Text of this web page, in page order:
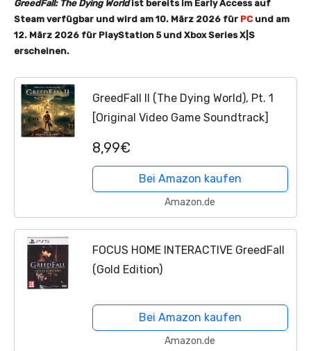
GreedFall: The Dying Worldist bereits im Early Access auf
Steam verfügbar und wird am 10. März 2026 für PC und am
12. März 2026 für PlayStation 5 und Xbox Series X|S
erscheinen.
GreedFall II (The Dying World), Pt. 1
[Original Video Game Soundtrack]
8,99€
Bei Amazon kaufen
Amazon.de
FOCUS HOME INTERACTIVE GreedFall
(Gold Edition)
Bei Amazon kaufen
Amazon.de